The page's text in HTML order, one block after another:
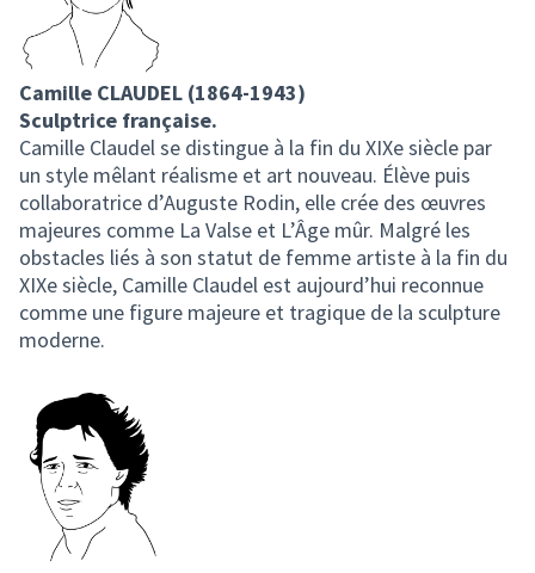
Camille CLAUDEL (1864-1943)
Sculptrice française.
Camille Claudel se distingue à la fin du XIXe siècle par
un style mêlant réalisme et art nouveau. Élève puis
collaboratrice d’Auguste Rodin, elle crée des œuvres
majeures comme La Valse et L’Âge mûr. Malgré les
obstacles liés à son statut de femme artiste à la fin du
XIXe siècle, Camille Claudel est aujourd’hui reconnue
comme une figure majeure et tragique de la sculpture
moderne.